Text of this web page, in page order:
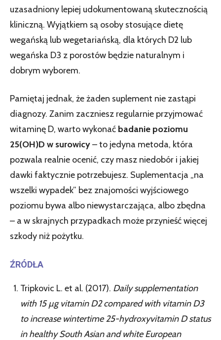
uzasadniony lepiej udokumentowaną skutecznością
kliniczną. Wyjątkiem są osoby stosujące dietę
wegańską lub wegetariańską, dla których D2 lub
wegańska D3 z porostów będzie naturalnym i
dobrym wyborem.
Pamiętaj jednak, że żaden suplement nie zastąpi
diagnozy. Zanim zaczniesz regularnie przyjmować
witaminę D, warto wykonać badanie poziomu
25(OH)D w surowicy– to jedyna metoda, która
pozwala realnie ocenić, czy masz niedobór i jakiej
dawki faktycznie potrzebujesz. Suplementacja „na
wszelki wypadek” bez znajomości wyjściowego
poziomu bywa albo niewystarczająca, albo zbędna
– a w skrajnych przypadkach może przynieść więcej
szkody niż pożytku.
ŹRÓDŁA
Tripkovic L. et al. (2017). Daily supplementation
with 15 µg vitamin D2 compared with vitamin D3
to increase wintertime 25-hydroxyvitamin D status
in healthy South Asian and white European